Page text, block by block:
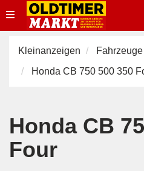
Toggle
navigation
Kleinanzeigen Fahrzeuge
Honda CB 750 500 350
Honda CB
Four